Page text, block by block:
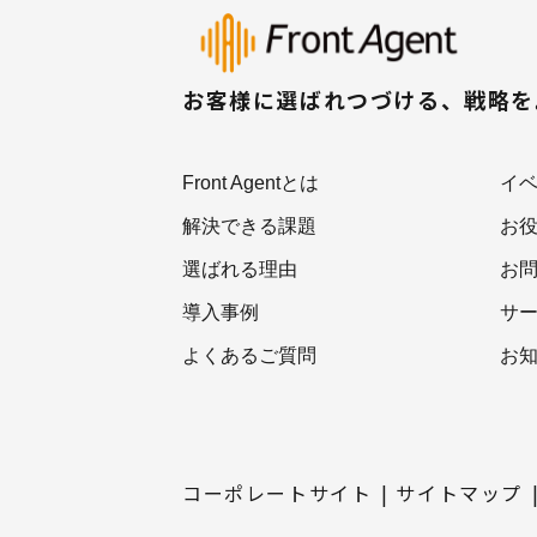
お客様に選ばれつづける、戦略
Front Agentとは
解決できる課題
選ばれる理由
導入事例
よくあるご質問
イ
お
お
サ
お
コーポレートサイト サイトマップ